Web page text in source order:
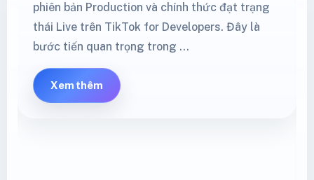
phiên bản Production và chính thức đạt trạng
thái Live trên TikTok for Developers. Đây là
bước tiến quan trọng trong …
Xem thêm